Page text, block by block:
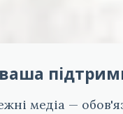
медіа —